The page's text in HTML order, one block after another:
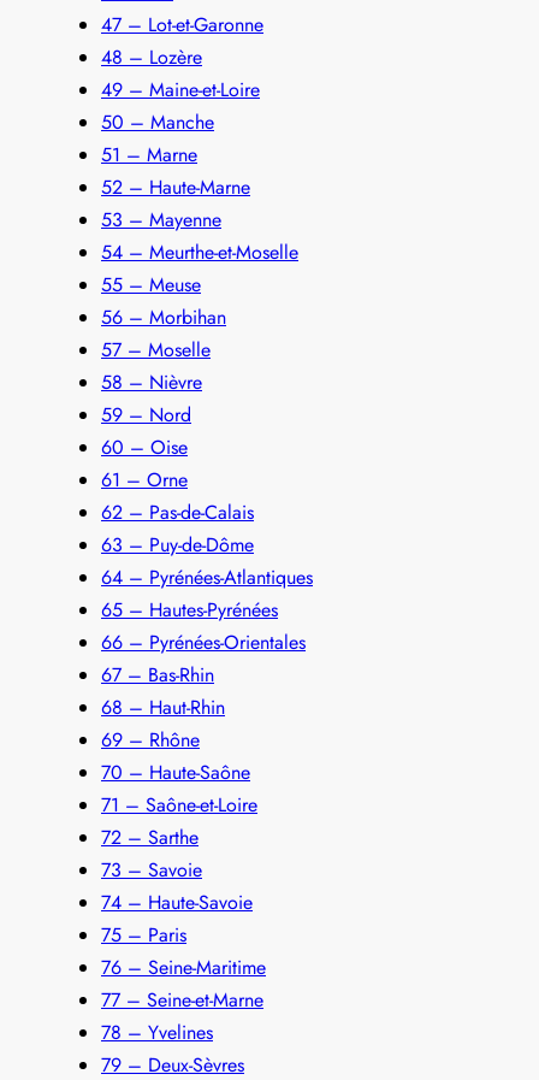
47 – Lot-et-Garonne
48 – Lozère
49 – Maine-et-Loire
50 – Manche
51 – Marne
52 – Haute-Marne
53 – Mayenne
54 – Meurthe-et-Moselle
55 – Meuse
56 – Morbihan
57 – Moselle
58 – Nièvre
59 – Nord
60 – Oise
61 – Orne
62 – Pas-de-Calais
63 – Puy-de-Dôme
64 – Pyrénées-Atlantiques
65 – Hautes-Pyrénées
66 – Pyrénées-Orientales
67 – Bas-Rhin
68 – Haut-Rhin
69 – Rhône
70 – Haute-Saône
71 – Saône-et-Loire
72 – Sarthe
73 – Savoie
74 – Haute-Savoie
75 – Paris
76 – Seine-Maritime
77 – Seine-et-Marne
78 – Yvelines
79 – Deux-Sèvres